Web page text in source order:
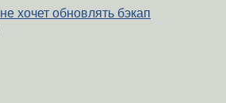
хочет обновлять бэкап